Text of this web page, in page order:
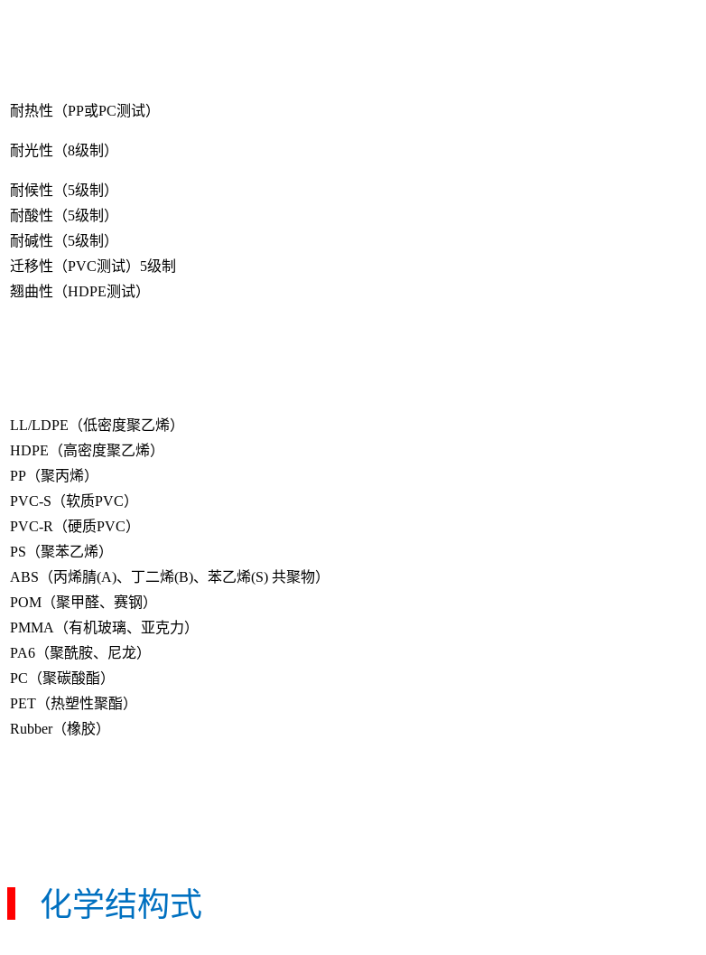
耐热性（PP或PC测试）
耐光性（8级制）
耐候性（5级制）
耐酸性（5级制）
耐碱性（5级制）
迁移性（PVC测试）5级制
翘曲性（HDPE测试）
LL/LDPE（低密度聚乙烯）
HDPE（高密度聚乙烯）
PP（聚丙烯）
PVC-S（软质PVC）
PVC-R（硬质PVC）
PS（聚苯乙烯）
ABS（丙烯腈(A)、丁二烯(B)、苯乙烯(S) 共聚物）
POM（聚甲醛、赛钢）
PMMA（有机玻璃、亚克力）
PA6（聚酰胺、尼龙）
PC（聚碳酸酯）
PET（热塑性聚酯）
Rubber（橡胶）
化学结构式